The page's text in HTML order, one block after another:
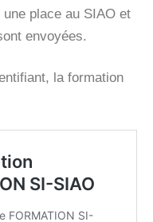
place au SIAO et
envoyées.
la formation